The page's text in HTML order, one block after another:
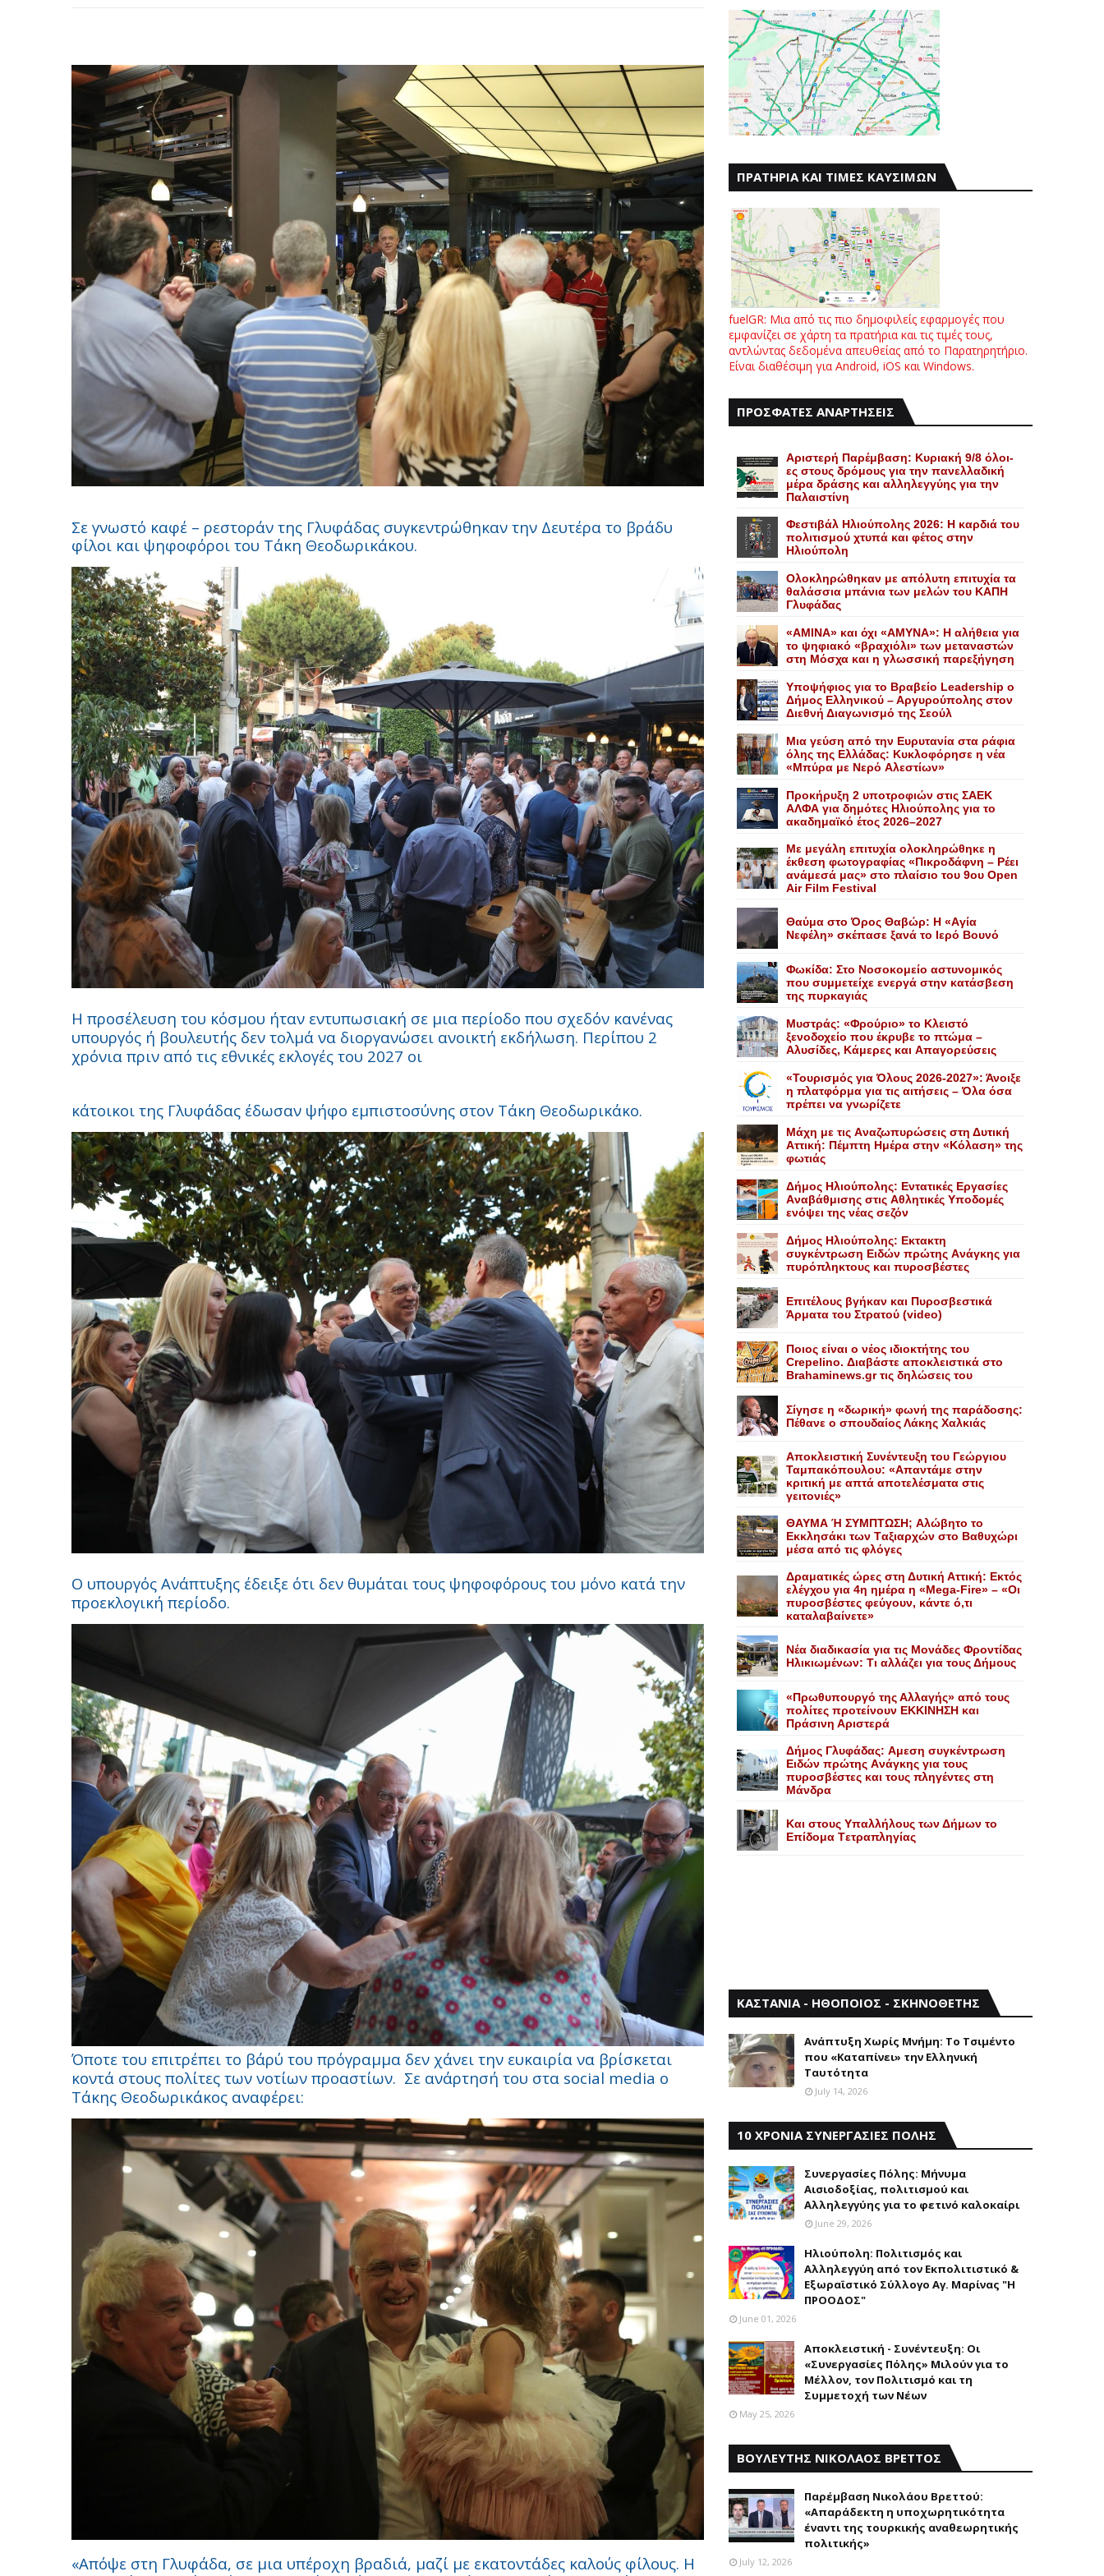
Σε γνωστό καφέ – ρεστοράν της Γλυφάδας συγκεντρώθηκαν την Δευτέρα το βράδυ
φίλοι και ψηφοφόροι του Τάκη Θεοδωρικάκου.
Η προσέλευση του κόσμου ήταν εντυπωσιακή σε μια περίοδο που σχεδόν κανένας
υπουργός ή βουλευτής δεν τολμά να διοργανώσει ανοικτή εκδήλωση. Περίπου 2
χρόνια πριν από τις εθνικές εκλογές του 2027 οι
κάτοικοι της Γλυφάδας έδωσαν ψήφο εμπιστοσύνης στον Τάκη Θεοδωρικάκο.
Ο υπουργός Ανάπτυξης έδειξε ότι δεν θυμάται τους ψηφοφόρους του μόνο κατά την
προεκλογική περίοδο.
Όποτε του επιτρέπει το βάρύ του πρόγραμμα δεν χάνει την ευκαιρία να βρίσκεται
κοντά στους πολίτες των νοτίων προαστίων. Σε ανάρτησή του στα social media ο
Τάκης Θεοδωρικάκος αναφέρει:
«Απόψε στη Γλυφάδα, σε μια υπέροχη βραδιά, μαζί με εκατοντάδες καλούς φίλους. Η
ΠΡΑΤΗΡΙΑ ΚΑΙ ΤΙΜΕΣ ΚΑΥΣΙΜΩΝ
fuelGR: Μια από τις πιο δημοφιλείς εφαρμογές που
εμφανίζει σε χάρτη τα πρατήρια και τις τιμές τους,
αντλώντας δεδομένα απευθείας από το Παρατηρητήριο.
Είναι διαθέσιμη για Android, iOS και Windows.
ΠΡΟΣΦΑΤΕΣ ΑΝΑΡΤΗΣΕΙΣ
Αριστερή Παρέμβαση: Κυριακή 9/8 όλοι-
ες στους δρόμους για την πανελλαδική
μέρα δράσης και αλληλεγγύης για την
Παλαιστίνη
Φεστιβάλ Ηλιούπολης 2026: Η καρδιά του
πολιτισμού χτυπά και φέτος στην
Ηλιούπολη
Ολοκληρώθηκαν με απόλυτη επιτυχία τα
θαλάσσια μπάνια των μελών του KAΠH
Γλυφάδας
«AMINA» και όχι «ΑΜΥΝΑ»: Η αλήθεια για
το ψηφιακό «βραχιόλι» των μεταναστών
στη Μόσχα και η γλωσσική παρεξήγηση
Yποψήφιος για το Bραβείο Leadership ο
Δήμος Ελληνικού – Αργυρούπολης στον
Διεθνή Διαγωνισμό της Σεούλ
Mια γεύση από την Eυρυτανία στα ράφια
όλης της Ελλάδας: Κυκλοφόρησε η νέα
«Μπύρα με Nερό Aλεστίων»
Προκήρυξη 2 υποτροφιών στις ΣΑΕΚ
ΑΛΦΑ για δημότες Ηλιούπολης για το
ακαδημαϊκό έτος 2026–2027
Με μεγάλη επιτυχία ολοκληρώθηκε η
έκθεση φωτογραφίας «Πικροδάφνη – Ρέει
ανάμεσά μας» στο πλαίσιο του 9ου Open
Air Film Festival
Θαύμα στο Όρος Θαβώρ: H «Aγία
Nεφέλη» σκέπασε ξανά το Iερό Bουνό
Φωκίδα: Στο Νοσοκομείο αστυνομικός
που συμμετείχε ενεργά στην κατάσβεση
της πυρκαγιάς
Mυστράς: «Φρούριο» το Kλειστό
ξενοδοχείο που έκρυβε το πτώμα –
Aλυσίδες, Kάμερες και Aπαγορεύσεις
«Τουρισμός για Όλους 2026-2027»: Άνοιξε
η πλατφόρμα για τις αιτήσεις – Όλα όσα
πρέπει να γνωρίζετε
Mάχη με τις Aναζωπυρώσεις στη Δυτική
Aττική: Πέμπτη Hμέρα στην «Kόλαση» της
φωτιάς
Δήμος Ηλιούπολης: Eντατικές Eργασίες
Aναβάθμισης στις Aθλητικές Yποδομές
ενόψει της νέας σεζόν
Δήμος Ηλιούπολης: Eκτακτη
συγκέντρωση Eιδών πρώτης Aνάγκης για
πυρόπληκτους και πυροσβέστες
Επιτέλους βγήκαν και Πυροσβεστικά
Άρματα του Στρατού (video)
Ποιος είναι ο νέος ιδιοκτήτης του
Crepelino. Διαβάστε αποκλειστικά στο
Brahaminews.gr τις δηλώσεις του
Σίγησε η «δωρική» φωνή της παράδοσης:
Πέθανε o σπουδαίος Λάκης Xαλκιάς
Αποκλειστική Συνέντευξη του Γεώργιου
Ταμπακόπουλου: «Απαντάμε στην
κριτική με απτά αποτελέσματα στις
γειτονιές»
ΘΑΥΜΑ Ή ΣΥΜΠΤΩΣΗ; Aλώβητο το
Eκκλησάκι των Tαξιαρχών στο Bαθυχώρι
μέσα από τις φλόγες
Δραματικές ώρες στη Δυτική Αττική: Εκτός
ελέγχου για 4η ημέρα η «Mega-Fire» – «Οι
πυροσβέστες φεύγουν, κάντε ό,τι
καταλαβαίνετε»
Nέα διαδικασία για τις Mονάδες Φροντίδας
Hλικιωμένων: Tι αλλάζει για τους Δήμους
«Πρωθυπουργό της Αλλαγής» από τους
πολίτες προτείνουν EKKINHΣΗ και
Πράσινη Αριστερά
Δήμος Γλυφάδας: Aμεση συγκέντρωση
Eιδών πρώτης Aνάγκης για τους
πυροσβέστες και τους πληγέντες στη
Mάνδρα
Kαι στους Yπαλλήλους των Δήμων το
Eπίδομα Tετραπληγίας
ΚΑΣΤΑΝΙΑ - ΗΘΟΠΟΙΟΣ - ΣΚΗΝΟΘΕΤΗΣ
Aνάπτυξη Xωρίς Mνήμη: Το Τσιμέντο
που «Καταπίνει» την Ελληνική
Ταυτότητα
July 14, 2026
10 ΧΡΟΝΙΑ ΣΥΝΕΡΓΑΣΙΕΣ ΠΟΛΗΣ
Συνεργασίες Πόλης: Mήνυμα
Aισιοδοξίας, πολιτισμού και
Aλληλεγγύης για το φετινό καλοκαίρι
June 29, 2026
Ηλιούπολη: Πολιτισμός και
Aλληλεγγύη από τον Εκπολιτιστικό &
Εξωραϊστικό Σύλλογο Αγ. Μαρίνας "Η
ΠΡΟΟΔΟΣ"
June 01, 2026
Αποκλειστική - Συνέντευξη: Οι
«Συνεργασίες Πόλης» Μιλούν για το
Μέλλον, τον Πολιτισμό και τη
Συμμετοχή των Νέων
May 25, 2026
ΒΟΥΛΕΥΤΗΣ ΝΙΚΟΛΑΟΣ ΒΡΕΤΤΟΣ
Παρέμβαση Nικολάου Bρεττού:
«Aπαράδεκτη η υποχωρητικότητα
έναντι της τουρκικής αναθεωρητικής
πολιτικής»
July 12, 2026